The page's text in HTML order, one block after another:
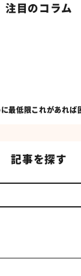
注目のコラム
低限これがあれば
記事を探す